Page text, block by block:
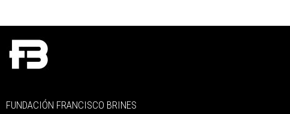
FUNDACIÓN FRANCISCO BRINES